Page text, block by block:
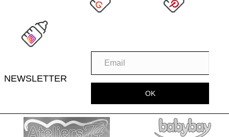
NEWSLETTER
OK